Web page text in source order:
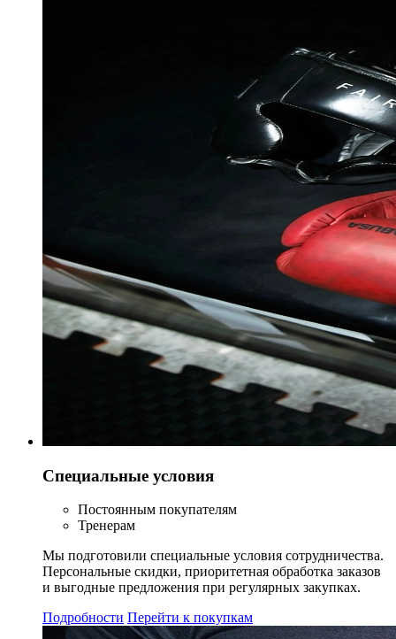
Специальные условия
Постоянным покупателям
Тренерам
Мы подготовили специальные условия сотрудничества.
Персональные скидки, приоритетная обработка заказов
и выгодные предложения при регулярных закупках.
Подробности Перейти к покупкам